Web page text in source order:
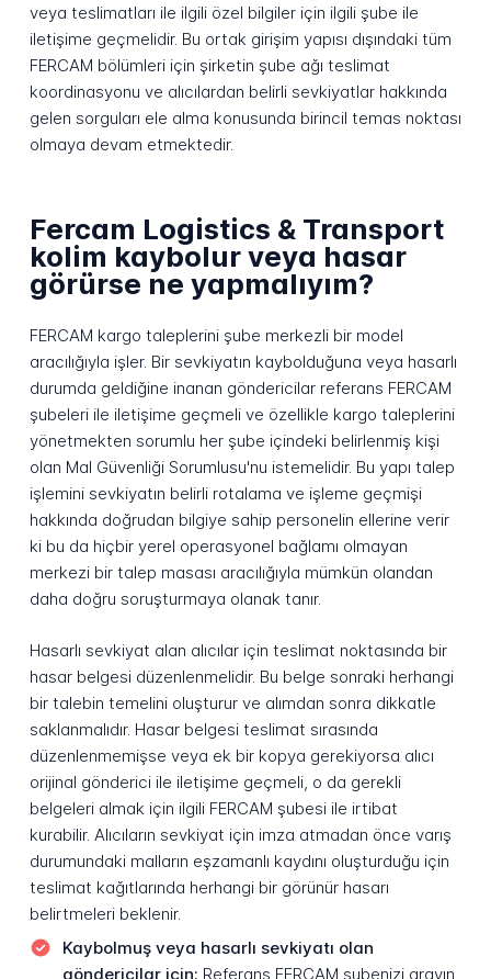
veya teslimatları ile ilgili özel bilgiler için ilgili şube ile
iletişime geçmelidir. Bu ortak girişim yapısı dışındaki tüm
FERCAM bölümleri için şirketin şube ağı teslimat
koordinasyonu ve alıcılardan belirli sevkiyatlar hakkında
gelen sorguları ele alma konusunda birincil temas noktası
olmaya devam etmektedir.
Fercam Logistics & Transport
kolim kaybolur veya hasar
görürse ne yapmalıyım?
FERCAM kargo taleplerini şube merkezli bir model
aracılığıyla işler. Bir sevkiyatın kaybolduğuna veya hasarlı
durumda geldiğine inanan göndericilar referans FERCAM
şubeleri ile iletişime geçmeli ve özellikle kargo taleplerini
yönetmekten sorumlu her şube içindeki belirlenmiş kişi
olan Mal Güvenliği Sorumlusu'nu istemelidir. Bu yapı talep
işlemini sevkiyatın belirli rotalama ve işleme geçmişi
hakkında doğrudan bilgiye sahip personelin ellerine verir
ki bu da hiçbir yerel operasyonel bağlamı olmayan
merkezi bir talep masası aracılığıyla mümkün olandan
daha doğru soruşturmaya olanak tanır.
Hasarlı sevkiyat alan alıcılar için teslimat noktasında bir
hasar belgesi düzenlenmelidir. Bu belge sonraki herhangi
bir talebin temelini oluşturur ve alımdan sonra dikkatle
saklanmalıdır. Hasar belgesi teslimat sırasında
düzenlenmemişse veya ek bir kopya gerekiyorsa alıcı
orijinal gönderici ile iletişime geçmeli, o da gerekli
belgeleri almak için ilgili FERCAM şubesi ile irtibat
kurabilir. Alıcıların sevkiyat için imza atmadan önce varış
durumundaki malların eşzamanlı kaydını oluşturduğu için
teslimat kağıtlarında herhangi bir görünür hasarı
belirtmeleri beklenir.
Kaybolmuş veya hasarlı sevkiyatı olan
göndericilar için: Referans FERCAM şubenizi arayın